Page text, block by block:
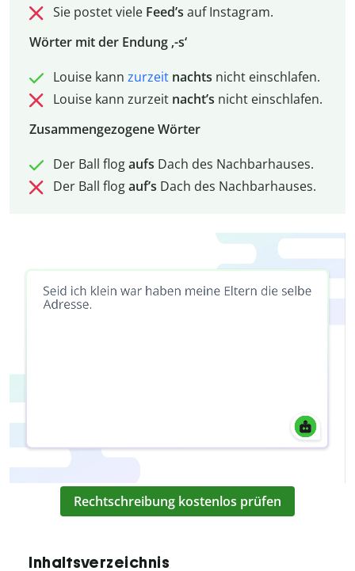
Sie postet vieleFeed’s auf Instagram.
Wörter mit der Endung ‚-s‘
Louise kann zurzeit nachts nicht einschlafen.
Louise kann zurzeit nacht’s nicht einschlafen.
Zusammengezogene Wörter
Der Ball flogaufs Dach des Nachbarhauses.
Der Ball flogauf’s Dach des Nachbarhauses.
Rechtschreibung kostenlos prüfen
Inhaltsverzeichnis